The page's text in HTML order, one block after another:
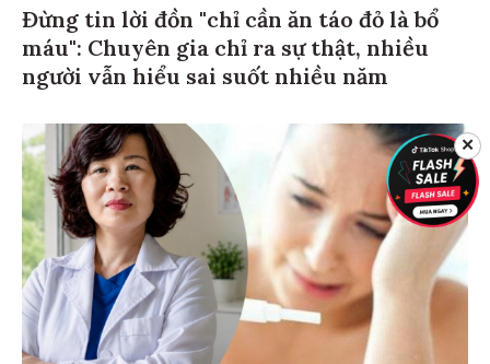
Đừng tin lời đồn "chỉ cần ăn táo đỏ là bổ
máu": Chuyên gia chỉ ra sự thật, nhiều
người vẫn hiểu sai suốt nhiều năm
✕